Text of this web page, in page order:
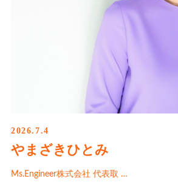
2026.7.4
やまざきひとみ
Ms.Engineer株式会社 代表取 …